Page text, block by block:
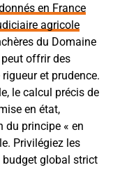
en France
agricole
du Domaine
offrir des
et prudence.
le calcul précis de
en état,
du principe « en
Privilégiez les
budget global strict